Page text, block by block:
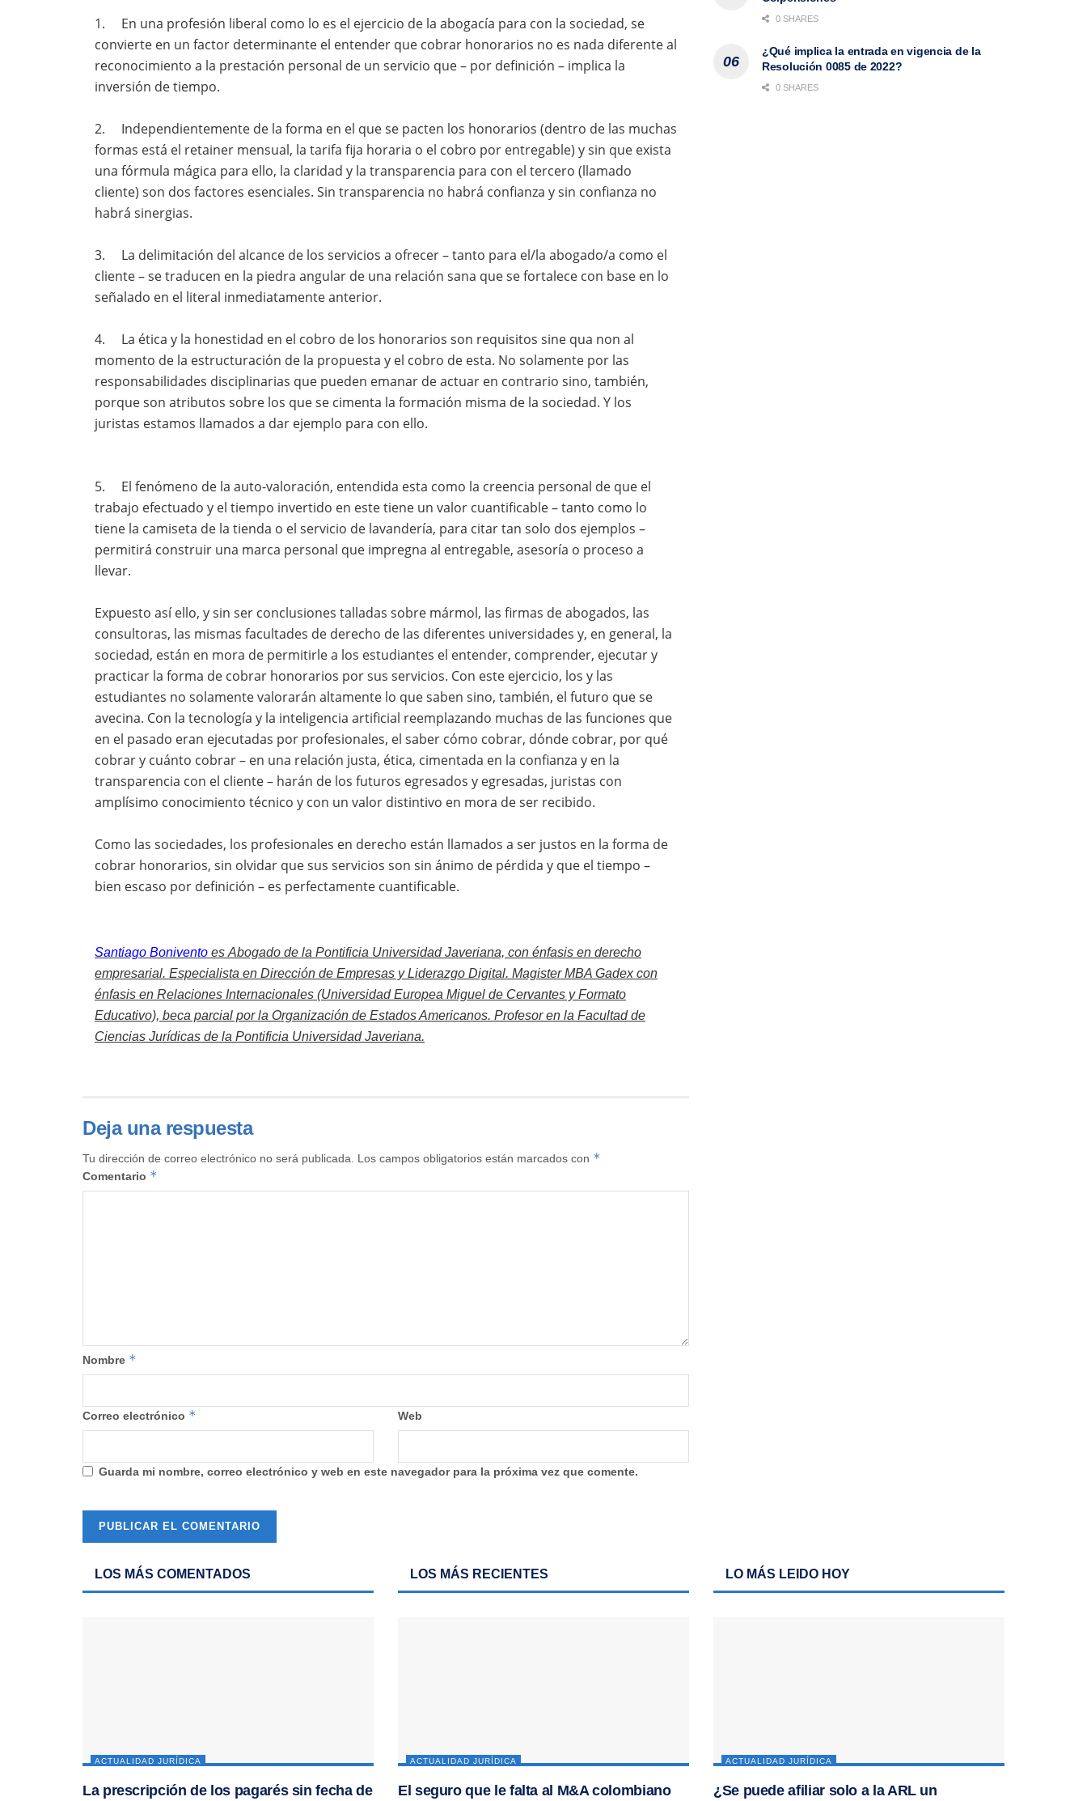
1. En una profesión liberal como lo es el ejercicio de la abogacía para con la sociedad, se
convierte en un factor determinante el entender que cobrar honorarios no es nada diferente al
reconocimiento a la prestación personal de un servicio que – por definición – implica la
inversión de tiempo.
2. Independientemente de la forma en el que se pacten los honorarios (dentro de las muchas
formas está el retainer mensual, la tarifa fija horaria o el cobro por entregable) y sin que exista
una fórmula mágica para ello, la claridad y la transparencia para con el tercero (llamado
cliente) son dos factores esenciales. Sin transparencia no habrá confianza y sin confianza no
habrá sinergias.
3. La delimitación del alcance de los servicios a ofrecer – tanto para el/la abogado/a como el
cliente – se traducen en la piedra angular de una relación sana que se fortalece con base en lo
señalado en el literal inmediatamente anterior.
4. La ética y la honestidad en el cobro de los honorarios son requisitos sine qua non al
momento de la estructuración de la propuesta y el cobro de esta. No solamente por las
responsabilidades disciplinarias que pueden emanar de actuar en contrario sino, también,
porque son atributos sobre los que se cimenta la formación misma de la sociedad. Y los
juristas estamos llamados a dar ejemplo para con ello.
5. El fenómeno de la auto-valoración, entendida esta como la creencia personal de que el
trabajo efectuado y el tiempo invertido en este tiene un valor cuantificable – tanto como lo
tiene la camiseta de la tienda o el servicio de lavandería, para citar tan solo dos ejemplos –
permitirá construir una marca personal que impregna al entregable, asesoría o proceso a
llevar.
Expuesto así ello, y sin ser conclusiones talladas sobre mármol, las firmas de abogados, las
consultoras, las mismas facultades de derecho de las diferentes universidades y, en general, la
sociedad, están en mora de permitirle a los estudiantes el entender, comprender, ejecutar y
practicar la forma de cobrar honorarios por sus servicios. Con este ejercicio, los y las
estudiantes no solamente valorarán altamente lo que saben sino, también, el futuro que se
avecina. Con la tecnología y la inteligencia artificial reemplazando muchas de las funciones que
en el pasado eran ejecutadas por profesionales, el saber cómo cobrar, dónde cobrar, por qué
cobrar y cuánto cobrar – en una relación justa, ética, cimentada en la confianza y en la
transparencia con el cliente – harán de los futuros egresados y egresadas, juristas con
amplísimo conocimiento técnico y con un valor distintivo en mora de ser recibido.
Como las sociedades, los profesionales en derecho están llamados a ser justos en la forma de
cobrar honorarios, sin olvidar que sus servicios son sin ánimo de pérdida y que el tiempo –
bien escaso por definición – es perfectamente cuantificable.
Santiago Bonivento es Abogado de la Pontificia Universidad Javeriana, con énfasis en derecho
empresarial. Especialista en Dirección de Empresas y Liderazgo Digital. Magister MBA Gadex con
énfasis en Relaciones Internacionales (Universidad Europea Miguel de Cervantes y Formato
Educativo), beca parcial por la Organización de Estados Americanos. Profesor en la Facultad de
Ciencias Jurídicas de la Pontificia Universidad Javeriana.
Deja una respuesta
Tu dirección de correo electrónico no será publicada. Los campos obligatorios están marcados con *
Comentario *
Nombre *
Correo electrónico * Web
Guarda mi nombre, correo electrónico y web en este navegador para la próxima vez que comente.
0 SHARES
¿Qué implica la entrada en vigencia de la
Resolución 0085 de 2022?
0 SHARES
LOS MÁS COMENTADOS
ACTUALIDAD JURÍDICA
La prescripción de los pagarés sin fecha de
LOS MÁS RECIENTES
ACTUALIDAD JURÍDICA
El seguro que le falta al M&A colombiano
LO MÁS LEIDO HOY
ACTUALIDAD JURÍDICA
¿Se puede afiliar solo a la ARL un